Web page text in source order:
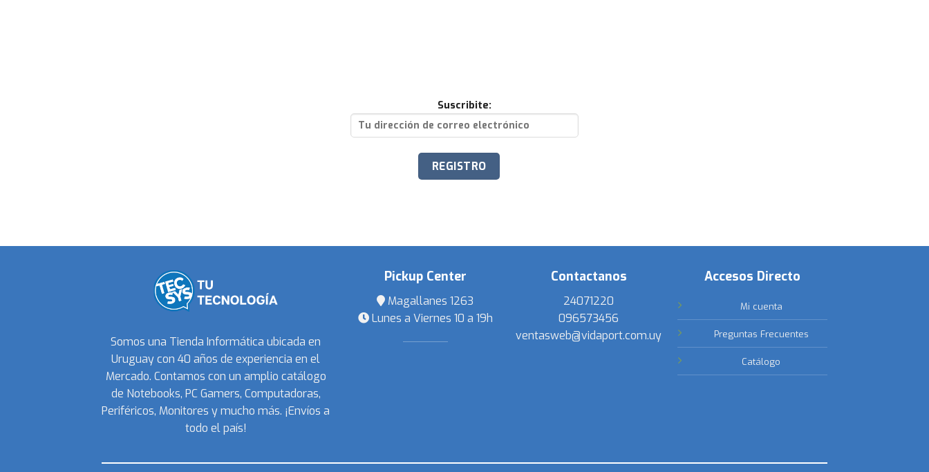
Suscribite:
Somos una Tienda Informática ubicada en
Uruguay con 40 años de experiencia en el
Mercado. Contamos con un amplio catálogo
de Notebooks, PC Gamers, Computadoras,
Periféricos, Monitores y mucho más. ¡Envíos a
todo el país!
Pickup Center
Magallanes 1263
Lunes a Viernes 10 a 19h
Contactanos
24071220
096573456
ventasweb@vidaport.com.uy
Accesos Directo
Mi cuenta
Preguntas Frecuentes
Catálogo